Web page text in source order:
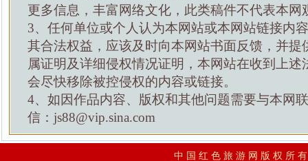
更多信息，丰富网络文化，此类稿件不代表本网
3、任何单位或个人认为本网站或本网站链接内
其合法权益，应该及时向本网站书面反馈，并提
属证明及详细侵权情况证明，本网站在收到上述
会尽快移除被控侵权的内容或链接。
4、如因作品内容、版权和其他问题需要与本网
信：js88@vip.sina.com
中 国 红 色 旅 游 网 版 权 所